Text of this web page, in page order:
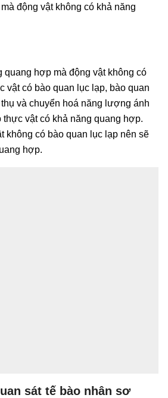
động vật không có khả năng
quang hợp mà động vật không có
vật có bào quan lục lạp, bào quan
và chuyển hoá năng lượng ánh
vật có khả năng quang hợp.
không có bào quan lục lạp nên sẽ
hợp.
sát tế bào nhân sơ